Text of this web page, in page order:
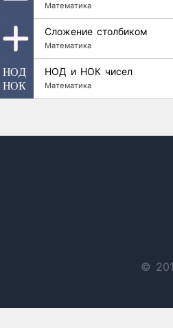
Математика
Сложение столбиком
Математика
НОД и НОК чисел
Математика
©